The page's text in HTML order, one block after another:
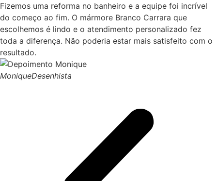
Fizemos uma reforma no banheiro e a equipe foi incrível
do começo ao fim. O mármore Branco Carrara que
escolhemos é lindo e o atendimento personalizado fez
toda a diferença. Não poderia estar mais satisfeito com o
resultado.
MoniqueDesenhista